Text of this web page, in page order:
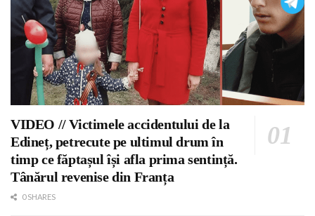
VIDEO // Victimele accidentului de la
Edineț, petrecute pe ultimul drum în
timp ce făptașul își afla prima sentință.
Tânărul revenise din Franța
0 SHARES